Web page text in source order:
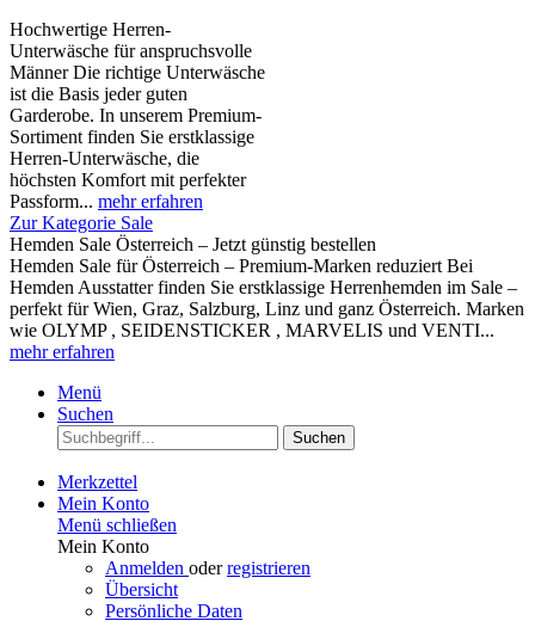
Hochwertige Herren-
Unterwäsche für anspruchsvolle
Männer Die richtige Unterwäsche
ist die Basis jeder guten
Garderobe. In unserem Premium-
Sortiment finden Sie erstklassige
Herren-Unterwäsche, die
höchsten Komfort mit perfekter
Passform... mehr erfahren
Zur Kategorie Sale
Hemden Sale Österreich – Jetzt günstig bestellen
Hemden Sale für Österreich – Premium-Marken reduziert Bei
Hemden Ausstatter finden Sie erstklassige Herrenhemden im Sale –
perfekt für Wien, Graz, Salzburg, Linz und ganz Österreich. Marken
wie OLYMP , SEIDENSTICKER , MARVELIS und VENTI...
mehr erfahren
Menü
Suchen
Suchen
Merkzettel
Mein Konto
Menü schließen
Mein Konto
Anmelden oderregistrieren
Übersicht
Persönliche Daten